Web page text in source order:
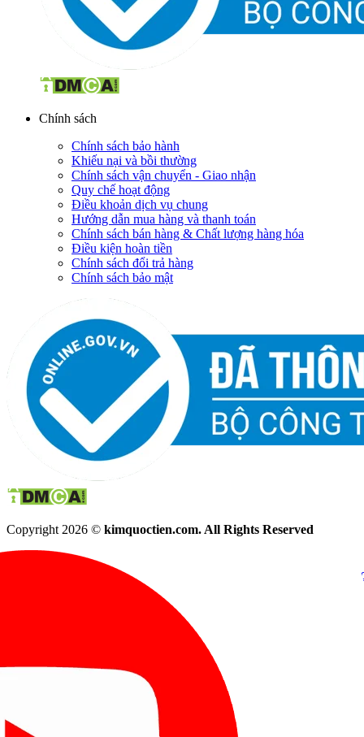
Chính sách
Chính sách bảo hành
Khiếu nại và bồi thường
Chính sách vận chuyển - Giao nhận
Quy chế hoạt động
Điều khoản dịch vụ chung
Hướng dẫn mua hàng và thanh toán
Chính sách bán hàng & Chất lượng hàng hóa
Điều kiện hoàn tiền
Chính sách đổi trả hàng
Chính sách bảo mật
Copyright 2026 © kimquoctien.com. All Rights Reserved
(8h00 - 21h30)
(8h00 -